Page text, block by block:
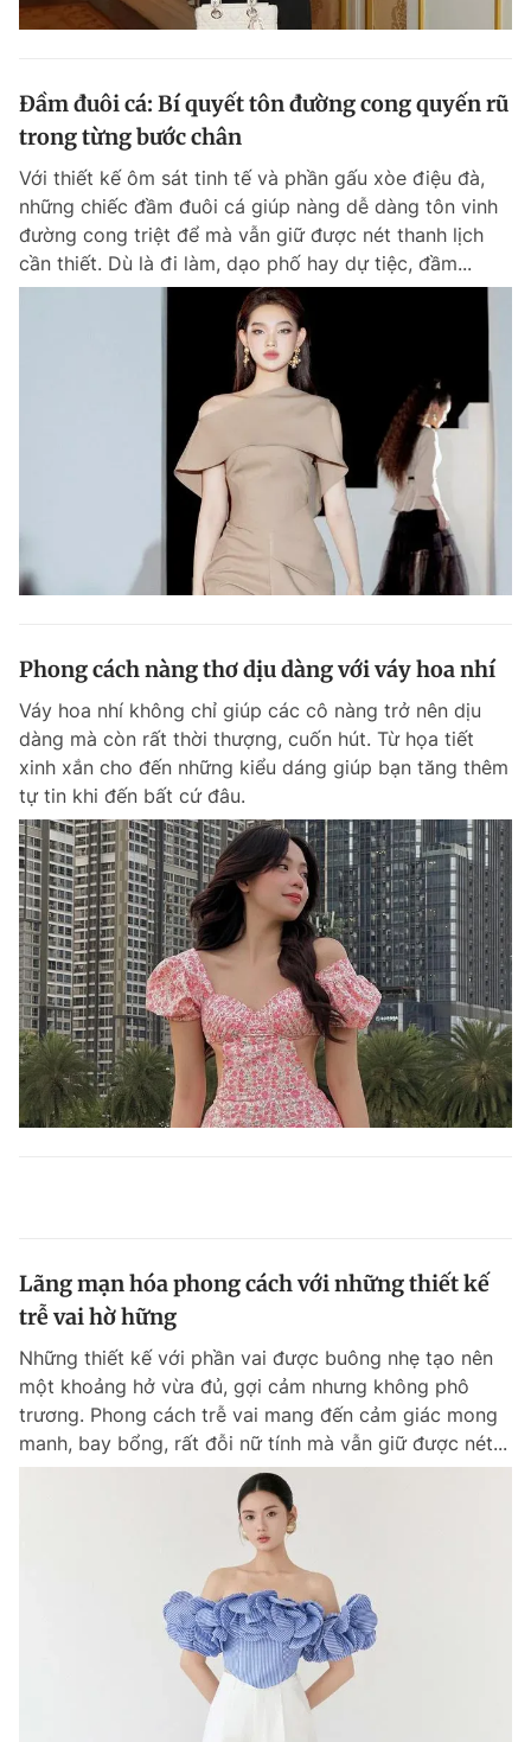
Đầm đuôi cá: Bí quyết tôn đường cong quyến rũ
trong từng bước chân
Với thiết kế ôm sát tinh tế và phần gấu xòe điệu đà,
những chiếc đầm đuôi cá giúp nàng dễ dàng tôn vinh
đường cong triệt để mà vẫn giữ được nét thanh lịch
cần thiết. Dù là đi làm, dạo phố hay dự tiệc, đầm...
Phong cách nàng thơ dịu dàng với váy hoa nhí
Váy hoa nhí không chỉ giúp các cô nàng trở nên dịu
dàng mà còn rất thời thượng, cuốn hút. Từ họa tiết
xinh xắn cho đến những kiểu dáng giúp bạn tăng thêm
tự tin khi đến bất cứ đâu.
Lãng mạn hóa phong cách với những thiết kế
trễ vai hờ hững
Những thiết kế với phần vai được buông nhẹ tạo nên
một khoảng hở vừa đủ, gợi cảm nhưng không phô
trương. Phong cách trễ vai mang đến cảm giác mong
manh, bay bổng, rất đỗi nữ tính mà vẫn giữ được nét...